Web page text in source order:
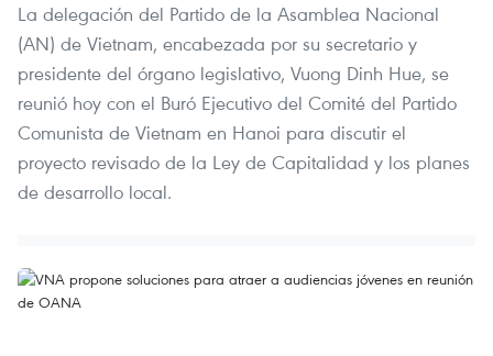
La delegación del Partido de la Asamblea Nacional
(AN) de Vietnam, encabezada por su secretario y
presidente del órgano legislativo, Vuong Dinh Hue, se
reunió hoy con el Buró Ejecutivo del Comité del Partido
Comunista de Vietnam en Hanoi para discutir el
proyecto revisado de la Ley de Capitalidad y los planes
de desarrollo local.